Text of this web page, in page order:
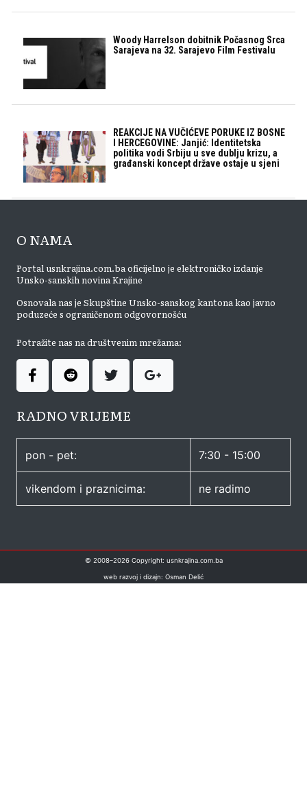
Woody Harrelson dobitnik Počasnog Srca
Sarajeva na 32. Sarajevo Film Festivalu
REAKCIJE NA VUČIĆEVE PORUKE IZ BOSNE
I HERCEGOVINE: Janjić: Identitetska
politika vodi Srbiju u sve dublju krizu, a
građanski koncept države ostaje u sjeni
O NAMA
Portal usnkrajina.com.ba oficijelno je elektroničko izdanje
Unsko-sanskih novina Krajine
Osnovala nas je Skupštine Unsko-sanskog kantona kao javno
poduzeće s ograničenom odgovornošću
Potražite nas na društvenim mrežama:
RADNO VRIJEME
pon - pet: 7:30 - 15:00
vikendom i praznicima: ne radimo
© 2008–2026Copyright: usnkrajina.com.ba
web razvoj i dizajn: Osman Delić